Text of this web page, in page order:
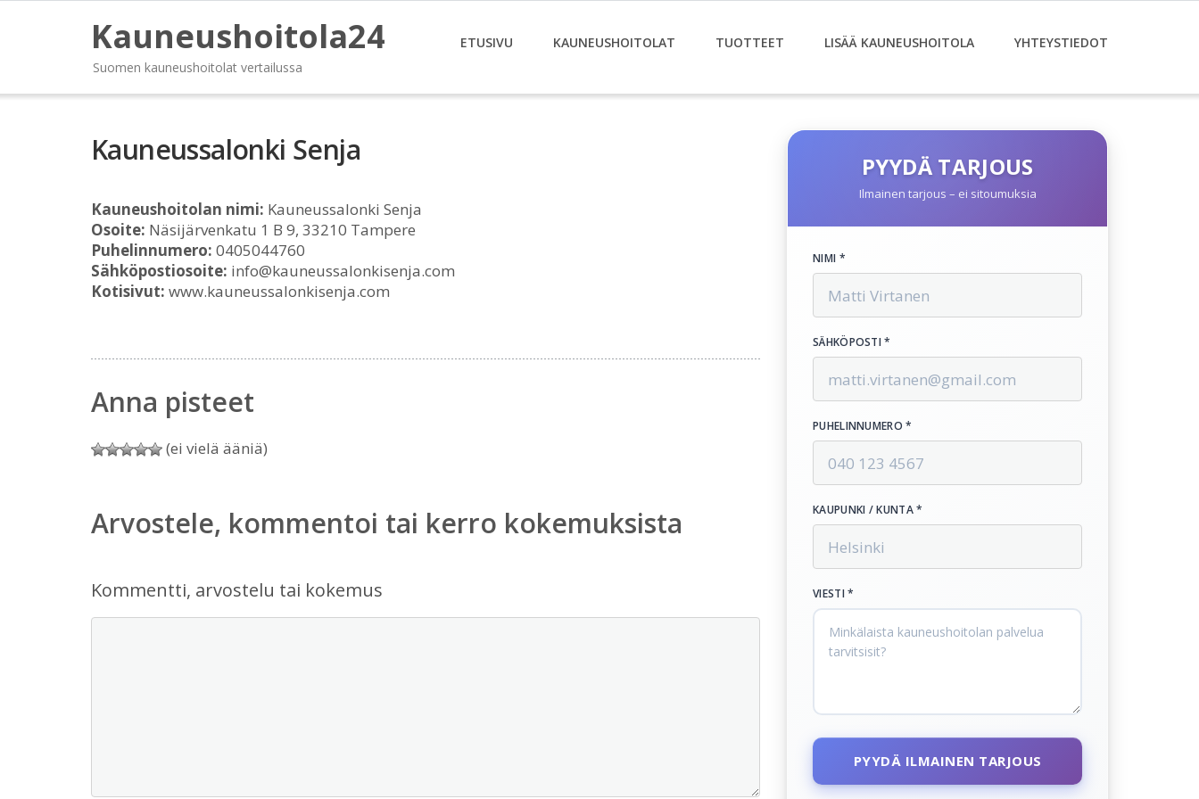
Kauneushoitola24
Suomen kauneushoitolat vertailussa
ETUSIVU KAUNEUSHOITOLAT TUOTTEET LISÄÄ KAUNEUSHOITOLA YHTEYSTIEDOT
Kauneussalonki Senja
Kauneushoitolan nimi: Kauneussalonki Senja
Osoite: Näsijärvenkatu 1 B 9, 33210 Tampere
Puhelinnumero: 0405044760
Sähköpostiosoite: info@kauneussalonkisenja.com
Kotisivut: www.kauneussalonkisenja.com
Anna pisteet
(ei vielä ääniä)
Arvostele, kommentoi tai kerro kokemuksista
Kommentti, arvostelu tai kokemus
PYYDÄ TARJOUS
Ilmainen tarjous – ei sitoumuksia
NIMI *
SÄHKÖPOSTI *
PUHELINNUMERO *
KAUPUNKI / KUNTA *
VIESTI *
PYYDÄ ILMAINEN TARJOUS